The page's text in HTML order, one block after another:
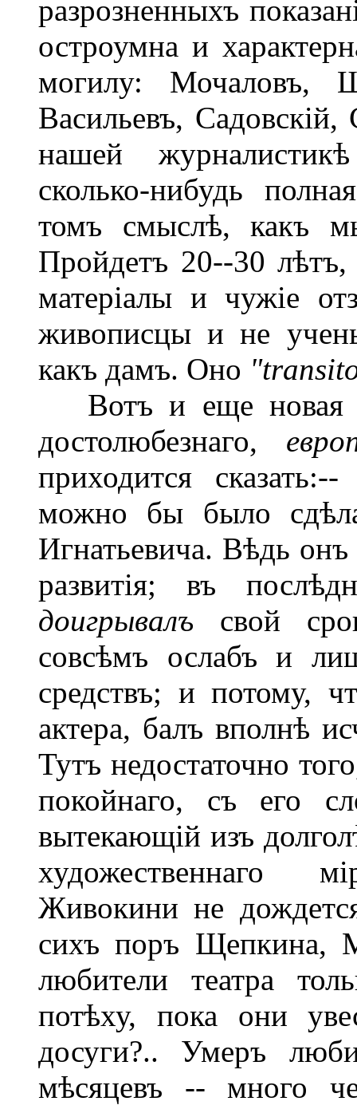
разрозненныхъ
остроумна и
могилу: Мочаловъ,
Васильевъ,
нашей
сколько-нибудь
томъ смыслѣ, какъ
Пройдетъ 20--30 лѣтъ,
матеріалы и чужіе
живописцы и не
какъ дамъ. Оно
Вотъ и еще новая
достолюбезнаго,
приходится
можно бы было
Игнатьевича. Вѣдь
развитія; въ
доигрывалъ свой
совсѣмъ ослабъ и
средствъ; и потому,
актера, балъ вполнѣ
Тутъ недостаточно
покойнаго, съ его
вытекающій изъ
художественнаго
Живокини не
сихъ поръ Щепкина,
любители театра
потѣху, пока они
досуги?.. Умеръ
мѣсяцевъ -- много